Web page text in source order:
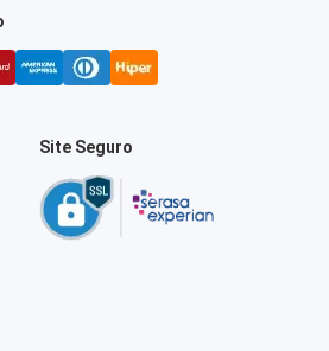
Site Seguro